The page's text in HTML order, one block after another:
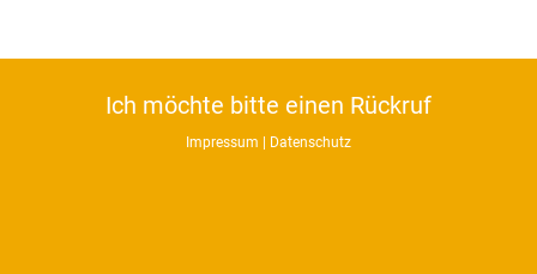
Ich möchte bitte einen Rückruf
Impressum Datenschutz